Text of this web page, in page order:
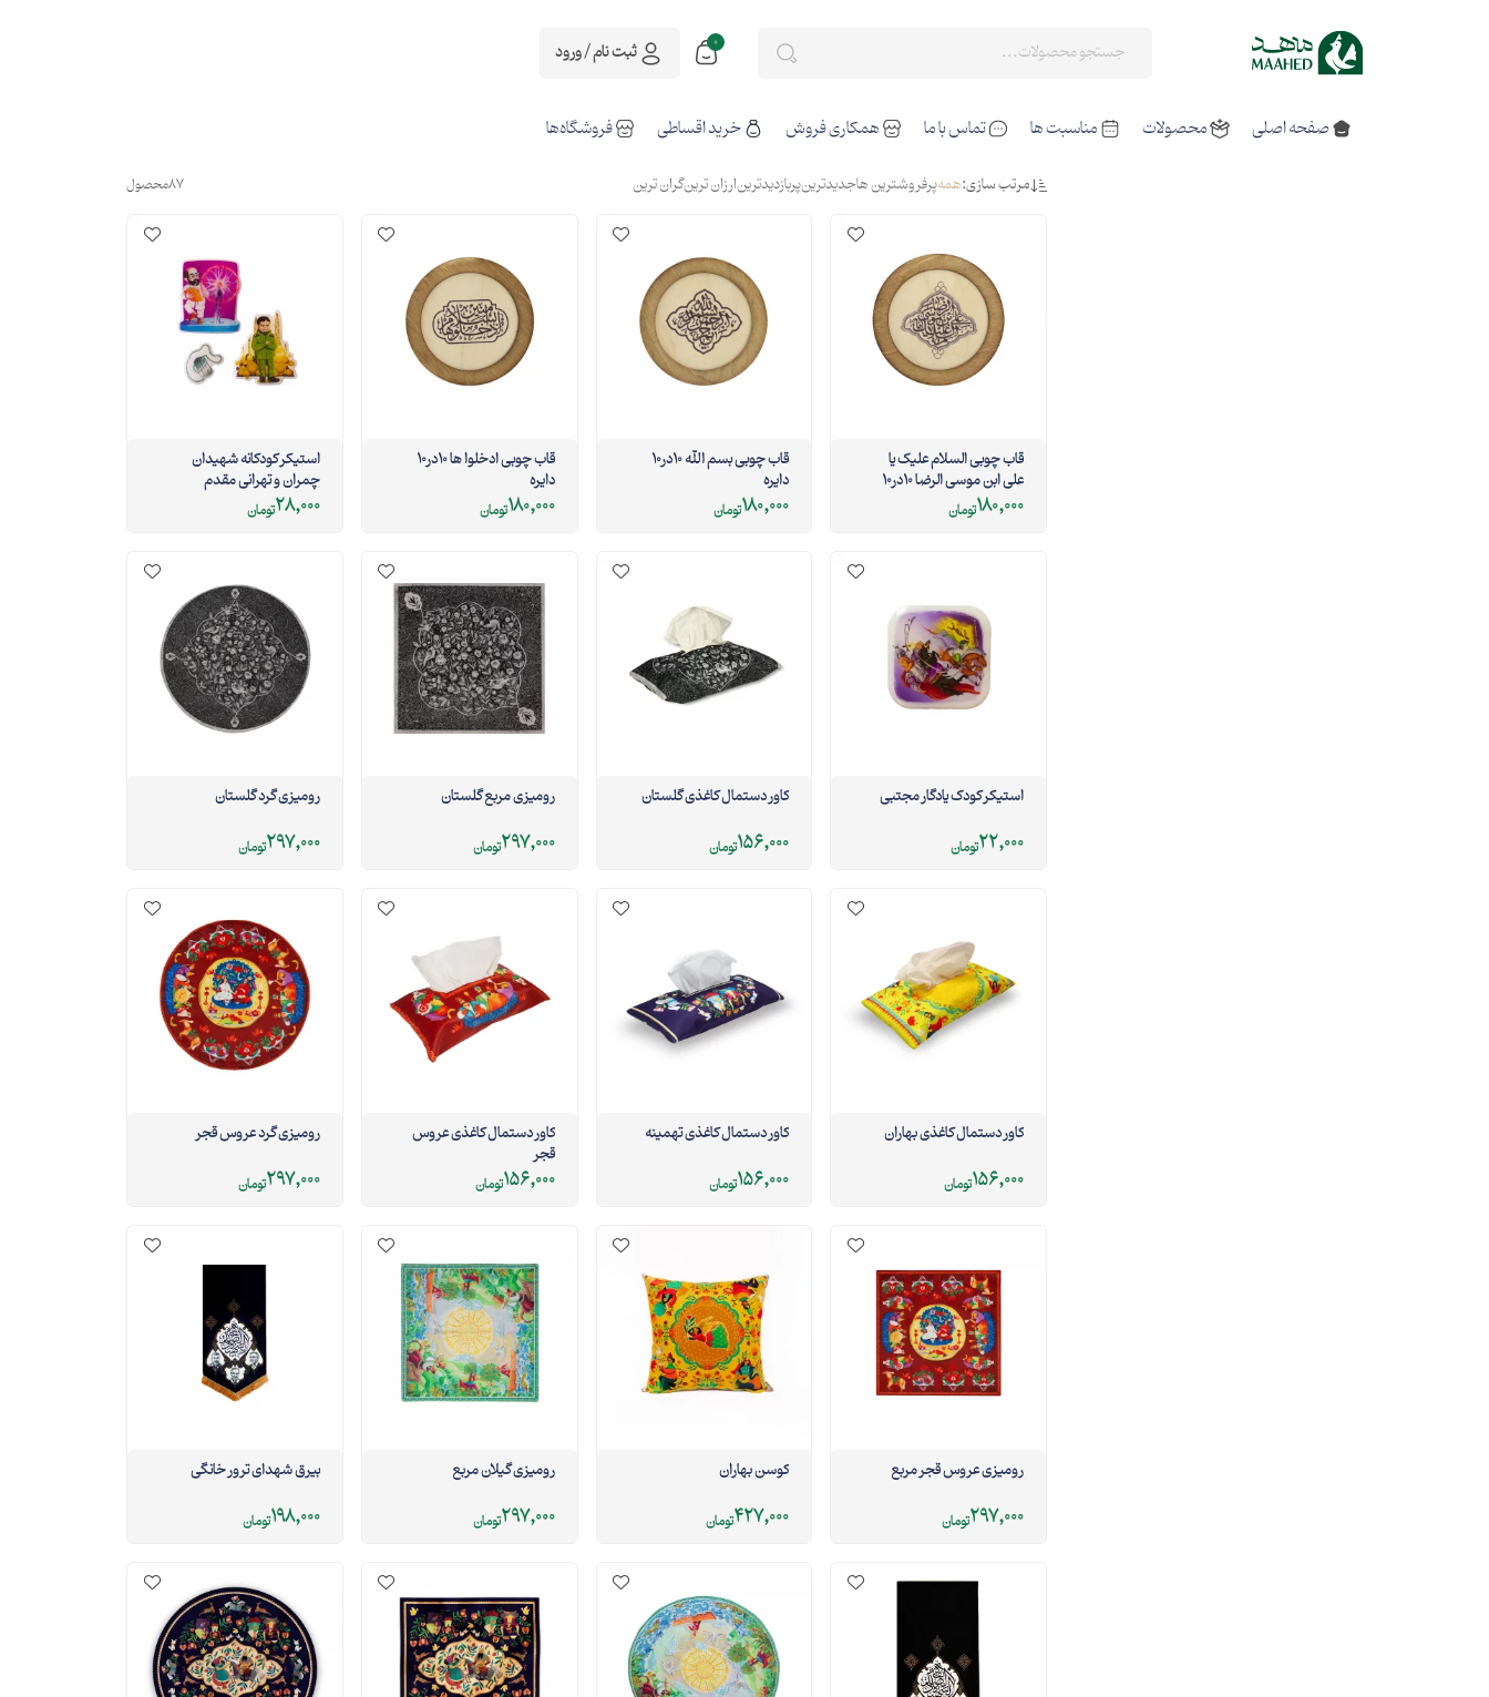
0 ثبت نام / ورود
صفحه اصلی محصولات مناسبت ها تماس با ما همکاری فروش خرید اقساطی فروشگاه‌ها
مرتب سازی:همهپرفروشترین هاجدیدترینپربازدیدترینارزان ترینگران ترین 87محصول
قاب چوبی السلام علیک یا
علی ابن موسی الرضا 10در10
دایره
180,000تومان
قاب چوبی بسم الله 10در10
دایره
180,000تومان
قاب چوبی ادخلوا ها 10در10
دایره
180,000تومان
استیکر کودکانه شهیدان
چمران و تهرانی مقدم
28,000تومان
استیکر کودک یادگار مجتبی
22,000تومان
کاور دستمال کاغذی گلستان
156,000تومان
رومیزی مربع گلستان
297,000تومان
رومیزی گرد گلستان
297,000تومان
کاور دستمال کاغذی بهاران
156,000تومان
کاور دستمال کاغذی تهمینه
156,000تومان
کاور دستمال کاغذی عروس
قجر
156,000تومان
رومیزی گرد عروس قجر
297,000تومان
رومیزی عروس قجر مربع
297,000تومان
کوسن بهاران
427,000تومان
رومیزی گیلان مربع
297,000تومان
بیرق شهدای ترور خانگی
198,000تومان